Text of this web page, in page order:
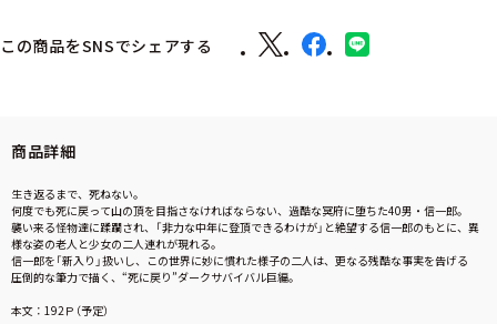
この商品をSNSでシェアする
商品詳細
生き返るまで、死ねない。
何度でも死に戻って山の頂を目指さなければならない、過酷な冥府に堕ちた40男・信一郎。
襲い来る怪物達に蹂躙され、「非力な中年に登頂できるわけが」と絶望する信一郎のもとに、異
様な姿の老人と少女の二人連れが現れる。
信一郎を「新入り」扱いし、この世界に妙に慣れた様子の二人は、更なる残酷な事実を告げる――
圧倒的な筆力で描く、“死に戻り”ダークサバイバル巨編。
本文：192Ｐ（予定）